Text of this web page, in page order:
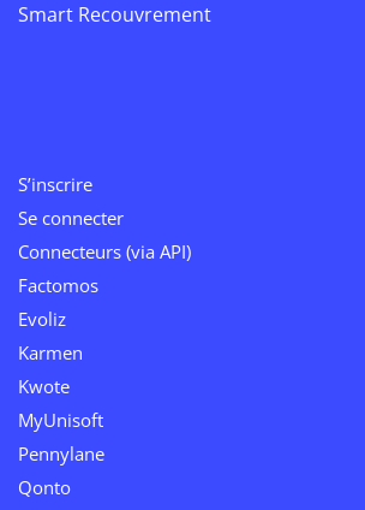
Smart Recouvrement
S’inscrire
Se connecter
Connecteurs (via API)
Factomos
Evoliz
Karmen
Kwote
MyUnisoft
Pennylane
Qonto